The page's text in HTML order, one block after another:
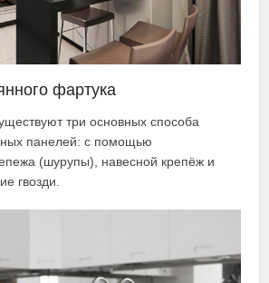
фартука
три основных способа
панелей: с помощью
(шурупы), навесной крепёж и
гвозди.